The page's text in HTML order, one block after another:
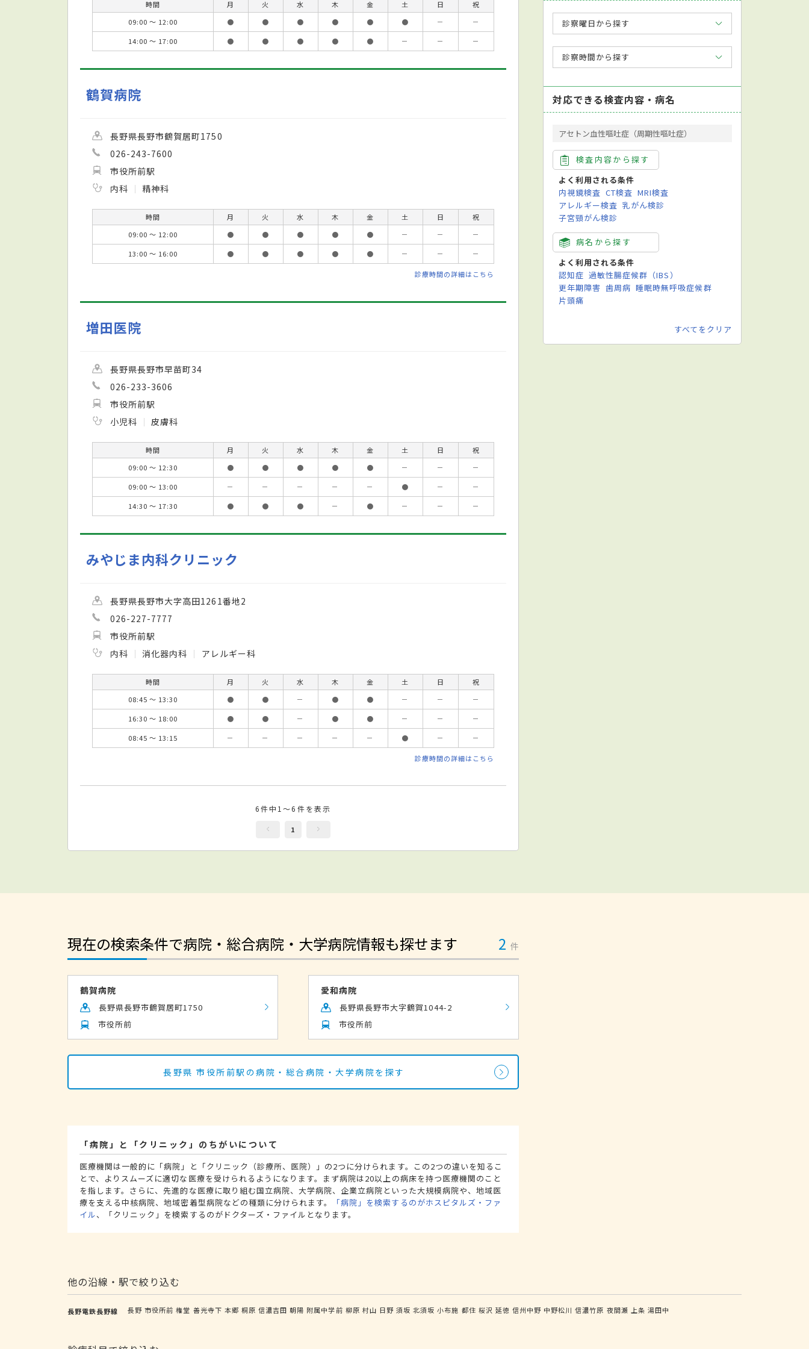
時間 月 火 水 木 金 土 日
祝
09:00 ～ 12:00
● ● ● ● ● ● －
－
14:00 ～ 17:00
● ● ● ● ● － － －
鶴賀病院
長野県長野市鶴賀居町1750
026-243-7600
市役所前駅
内科
精神科
時間 月 火 水 木 金 土 日
祝
09:00 ～ 12:00
● ● ● ● ● － －
－
13:00 ～ 16:00
● ● ● ● ● － － －
診療時間の詳細はこちら
増田医院
長野県長野市早苗町34
026-233-3606
市役所前駅
小児科
皮膚科
時間 月 火 水 木 金 土 日
祝
09:00 ～ 12:30
● ● ● ● ● － －
－
09:00 ～ 13:00
－ － － － － ● －
－
14:30 ～ 17:30
● ● ● － ● － － －
みやじま内科クリニック
長野県長野市大字高田1261番地2
026-227-7777
市役所前駅
内科
消化器内科 アレルギー科
時間 月 火 水 木 金 土 日
祝
08:45 ～ 13:30
● ● － ● ● － －
－
16:30 ～ 18:00
● ● － ● ● － －
－
08:45 ～ 13:15
－ － － － － ● － －
診療時間の詳細はこちら
6件中1～6件を表示
1
診察曜日から探す
診察時間から探す
対応できる検査内容・病名
アセトン血性嘔吐症（周期性嘔吐症）
検査内容から探す
よく利用される条件
内視鏡検査 CT検査 MRI検査
アレルギー検査 乳がん検診
子宮頸がん検診
病名から探す
よく利用される条件
認知症 過敏性腸症候群（IBS）
更年期障害 歯周病 睡眠時無呼吸症候群
片頭痛
すべてをクリア
現在の検索条件で病院・総合病院・大学病院情報も探せます 2 件
鶴賀病院
長野県長野市鶴賀居町1750
市役所前
愛和病院
長野県長野市大字鶴賀1044-2
市役所前
長野県 市役所前駅の病院・総合病院・大学病院を探す
「病院」と「クリニック」のちがいについて
医療機関は一般的に「病院」と「クリニック（診療所、医院）」の2つに分けられます。この2つの違いを知るこ
とで、よりスムーズに適切な医療を受けられるようになります。まず病院は20以上の病床を持つ医療機関のこと
を指します。さらに、先進的な医療に取り組む国立病院、大学病院、企業立病院といった大規模病院や、地域医
療を支える中核病院、地域密着型病院などの種類に分けられます。
「病院」を検索するのがホスピタルズ・ファ
イル、「クリニック」を検索するのがドクターズ・ファイルとなります。
他の沿線・駅で絞り込む
長野電鉄長野線 長野 市役所前 権堂 善光寺下 本郷 桐原 信濃吉田 朝陽 附属中学前 柳原 村山 日野 須坂 北須坂 小布施 都住 桜沢 延徳 信州中野 中野松川 信濃竹原 夜間瀬 上条 湯田中